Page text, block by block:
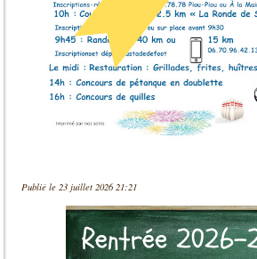
Publié le 23 juillet 2026 21:21